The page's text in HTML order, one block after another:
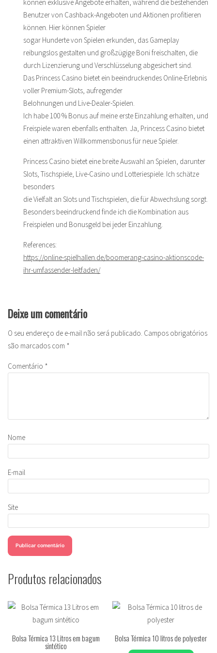
können exklusive Angebote erhalten, während die bestehenden
Benutzer von Cashback-Angeboten und Aktionen profitieren
können. Hier können Spieler
sogar Hunderte von Spielen erkunden, das Gameplay
reibungslos gestalten und großzügige Boni freischalten, die
durch Lizenzierung und Verschlüsselung abgesichert sind.
Das Princess Casino bietet ein beeindruckendes Online-Erlebnis
voller Premium-Slots, aufregender
Belohnungen und Live-Dealer-Spielen.
Ich habe 100 % Bonus auf meine erste Einzahlung erhalten, und
Freispiele waren ebenfalls enthalten. Ja, Princess Casino bietet
einen attraktiven Willkommensbonus für neue Spieler.
Princess Casino bietet eine breite Auswahl an Spielen, darunter
Slots, Tischspiele, Live-Casino und Lotteriespiele. Ich schätze
besonders
die Vielfalt an Slots und Tischspielen, die für Abwechslung sorgt.
Besonders beeindruckend finde ich die Kombination aus
Freispielen und Bonusgeld bei jeder Einzahlung.
References:
https://online-spielhallen.de/boomerang-casino-aktionscode-
ihr-umfassender-leitfaden/
Deixe um comentário
O seu endereço de e-mail não será publicado. Campos obrigatórios
são marcados com *
Comentário *
Nome
E-mail
Site
Produtos relacionados
Bolsa Térmica 13 Litros em bagum
sintético
Bolsa Térmica 10 litros de polyester